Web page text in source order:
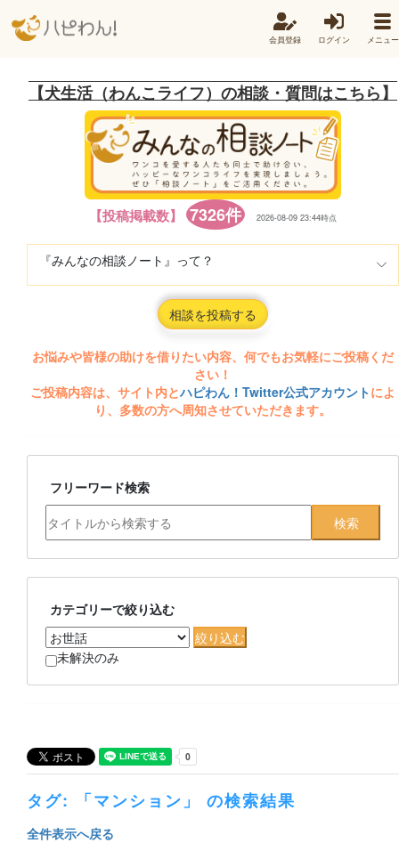
会員登録 ログイン メニュー
【犬生活（わんこライフ）の相談・質問はこちら】
【投稿掲載数】 7326件 2026-08-09 23:44時点
『みんなの相談ノート』って？
相談を投稿する
お悩みや皆様の助けを借りたい内容、何でもお気軽にご投稿くだ
さい！
ご投稿内容は、サイト内とハピわん！Twitter公式アカウントによ
り、多数の方へ周知させていただきます。
フリーワード検索
カテゴリーで絞り込む
未解決のみ
タグ: 「マンション」 の検索結果
全件表示へ戻る